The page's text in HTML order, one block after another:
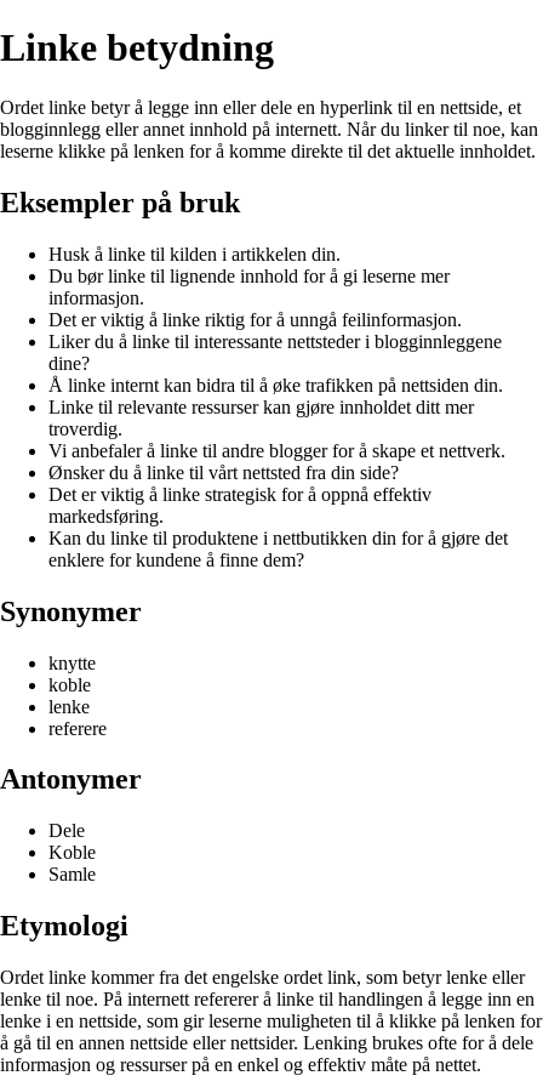
Linke betydning
Ordet linke betyr å legge inn eller dele en hyperlink til en nettside, et
blogginnlegg eller annet innhold på internett. Når du linker til noe, kan
leserne klikke på lenken for å komme direkte til det aktuelle innholdet.
Eksempler på bruk
Husk å linke til kilden i artikkelen din.
Du bør linke til lignende innhold for å gi leserne mer
informasjon.
Det er viktig å linke riktig for å unngå feilinformasjon.
Liker du å linke til interessante nettsteder i blogginnleggene
dine?
Å linke internt kan bidra til å øke trafikken på nettsiden din.
Linke til relevante ressurser kan gjøre innholdet ditt mer
troverdig.
Vi anbefaler å linke til andre blogger for å skape et nettverk.
Ønsker du å linke til vårt nettsted fra din side?
Det er viktig å linke strategisk for å oppnå effektiv
markedsføring.
Kan du linke til produktene i nettbutikken din for å gjøre det
enklere for kundene å finne dem?
Synonymer
knytte
koble
lenke
referere
Antonymer
Dele
Koble
Samle
Etymologi
Ordet linke kommer fra det engelske ordet link, som betyr lenke eller
lenke til noe. På internett refererer å linke til handlingen å legge inn en
lenke i en nettside, som gir leserne muligheten til å klikke på lenken for
å gå til en annen nettside eller nettsider. Lenking brukes ofte for å dele
informasjon og ressurser på en enkel og effektiv måte på nettet.